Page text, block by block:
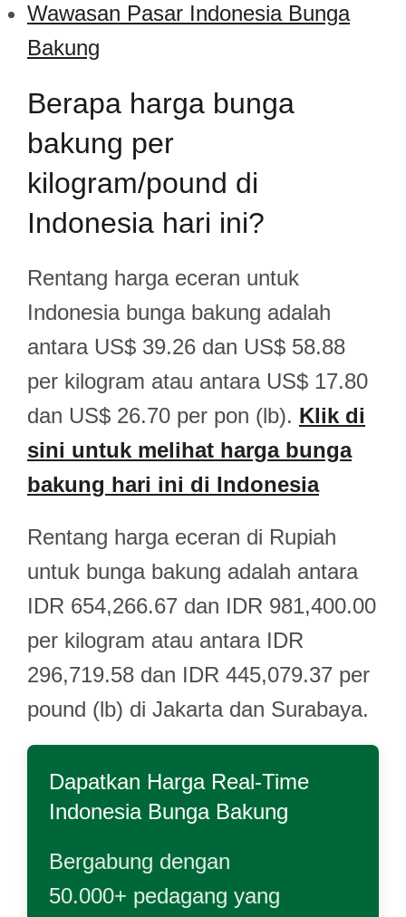
Wawasan Pasar Indonesia Bunga
Bakung
Berapa harga bunga
bakung per
kilogram/pound di
Indonesia hari ini?
Rentang harga eceran untuk
Indonesia bunga bakung adalah
antara US$ 39.26 dan US$ 58.88
per kilogram atau antara US$ 17.80
dan US$ 26.70 per pon (lb). Klik di
sini untuk melihat harga bunga
bakung hari ini di Indonesia
Rentang harga eceran di Rupiah
untuk bunga bakung adalah antara
IDR 654,266.67 dan IDR 981,400.00
per kilogram atau antara IDR
296,719.58 dan IDR 445,079.37 per
pound (lb) di Jakarta dan Surabaya.
Dapatkan Harga Real-Time
Indonesia Bunga Bakung
Bergabung dengan
50.000+ pedagang yang